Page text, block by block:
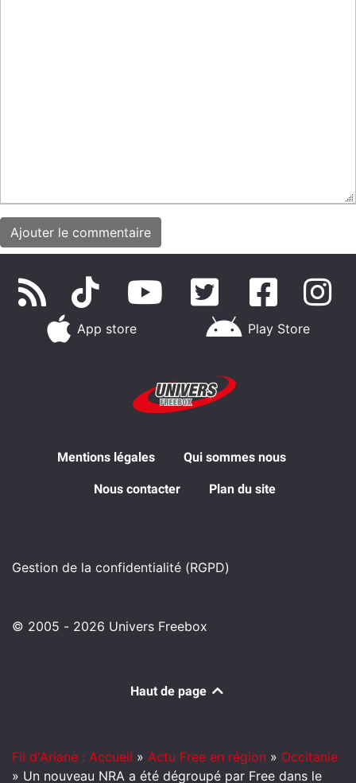
App store Play Store
Mentions légales Qui sommes nous
Nous contacter Plan du site
Gestion de la confidentialité (RGPD)
© 2005 - 2026 Univers Freebox
Haut de page
Fil d'Ariane : Accueil » Actu Free en région » Occitanie
» Un nouveau NRA a été dégroupé par Free dans le